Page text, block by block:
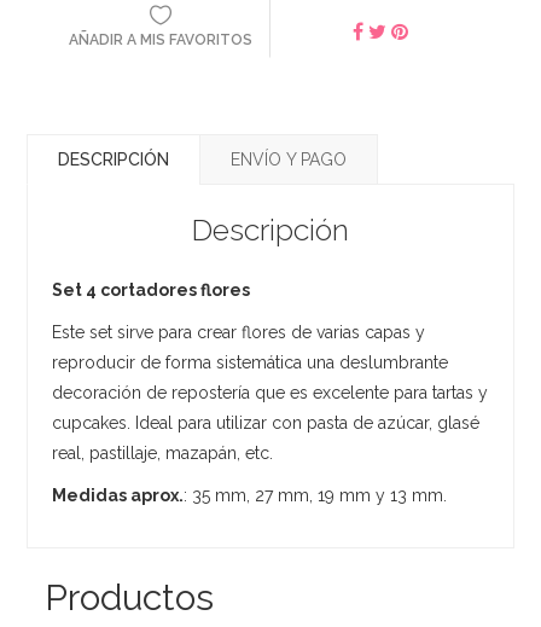
AÑADIR A MIS FAVORITOS
DESCRIPCIÓN ENVÍO Y PAGO
Descripción
Set 4 cortadores flores
Este set sirve para crear flores de varias capas y
reproducir de forma sistemática una deslumbrante
decoración de repostería que es excelente para tartas y
cupcakes. Ideal para utilizar con pasta de azúcar, glasé
real, pastillaje, mazapán, etc.
Medidas aprox.: 35 mm, 27 mm, 19 mm y 13 mm.
Productos